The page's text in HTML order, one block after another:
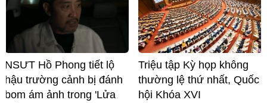
NSƯT Hồ Phong tiết lộ
hậu trường cảnh bị đánh
bom ám ảnh trong 'Lửa
Triệu tập Kỳ họp không
thường lệ thứ nhất, Quốc
hội Khóa XVI